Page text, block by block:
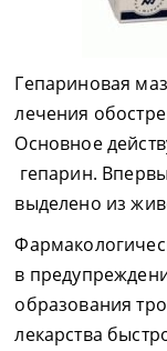
Гепариновая
лечения
Основное
гепарин.
выделено из
в
образования
лекарства